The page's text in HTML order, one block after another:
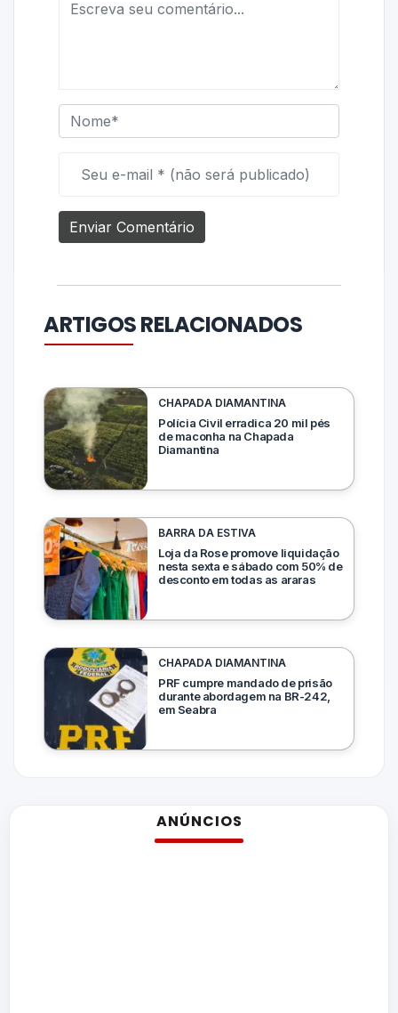
ARTIGOS RELACIONADOS
CHAPADA DIAMANTINA
Polícia Civil erradica 20 mil pés
de maconha na Chapada
Diamantina
BARRA DA ESTIVA
Loja da Rose promove liquidação
nesta sexta e sábado com 50% de
desconto em todas as araras
CHAPADA DIAMANTINA
PRF cumpre mandado de prisão
durante abordagem na BR-242,
em Seabra
ANÚNCIOS